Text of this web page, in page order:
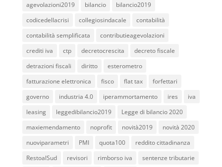
agevolazioni2019
bilancio
bilancio2019
codicedellacrisi
collegiosindacale
contabilità
contabilità semplificata
contributieagevolazioni
crediti iva
ctp decretocrescita
decreto fiscale
detrazioni fiscali
diritto
esterometro
fatturazione elettronica
fisco flat tax
forfettari
governo
industria 4.0 iperammortamento ires
iva
leasing
leggedibilancio2019
Legge di bilancio 2020
maxiemendamento
noprofit novità2019
novità 2020
nuoviparametri
PMI quota100
reddito cittadinanza
RestoalSud
revisori rimborso iva sentenze tributarie